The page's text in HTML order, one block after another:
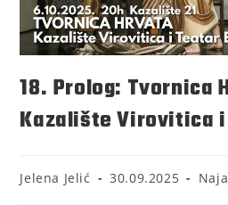
18. Prolog: Tvornica
Kazalište Virovitica
Jelena Jelić 30.09.2025